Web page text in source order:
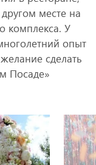
месте на
комплекса. У
опыт
сделать
Посаде»